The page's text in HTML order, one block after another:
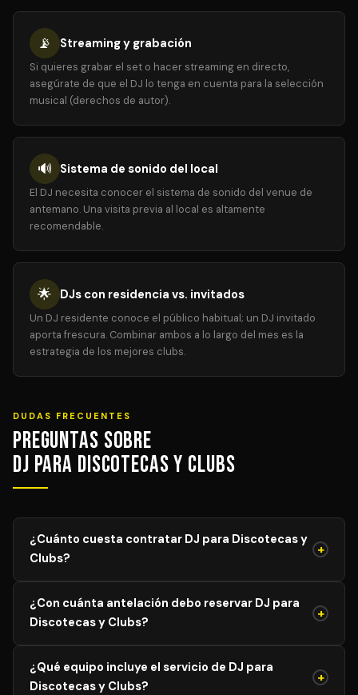
📡 Streaming y grabación
Si quieres grabar el set o hacer streaming en directo,
asegúrate de que el DJ lo tenga en cuenta para la selección
musical (derechos de autor).
🔊 Sistema de sonido del local
El DJ necesita conocer el sistema de sonido del venue de
antemano. Una visita previa al local es altamente
recomendable.
🌟 DJs con residencia vs. invitados
Un DJ residente conoce el público habitual; un DJ invitado
aporta frescura. Combinar ambos a lo largo del mes es la
estrategia de los mejores clubs.
DUDAS FRECUENTES
Preguntas sobre
DJ para Discotecas y Clubs
¿Cuánto cuesta contratar DJ para Discotecas y
Clubs?
+
aforo, duración y equipamiento necesario. Los precios
mostrados son orientativos; solicita tu presupuesto
DJs verificados en menos de 24 horas.
¿Con cuánta antelación debo reservar DJ para
Discotecas y Clubs?
+
recomendamos reservar con al menos 4–8 semanas de
antelación para eventos generales. Para bodas y
¿Qué equipo incluye el servicio de DJ para
Discotecas y Clubs?
+